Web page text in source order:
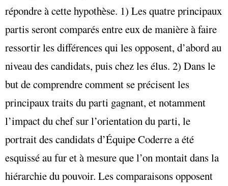
répondre à cette hypothèse. 1) Les quatre principaux
partis seront comparés entre eux de manière à faire
ressortir les différences qui les opposent, d’abord au
niveau des candidats, puis chez les élus. 2) Dans le
but de comprendre comment se précisent les
principaux traits du parti gagnant, et notamment
l’impact du chef sur l’orientation du parti, le
portrait des candidats d’Équipe Coderre a été
esquissé au fur et à mesure que l’on montait dans la
hiérarchie du pouvoir. Les comparaisons opposent